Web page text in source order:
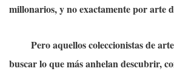
millonarios, y no exactamente por arte
Pero aquellos coleccionistas de
buscar lo que más anhelan descubrir,